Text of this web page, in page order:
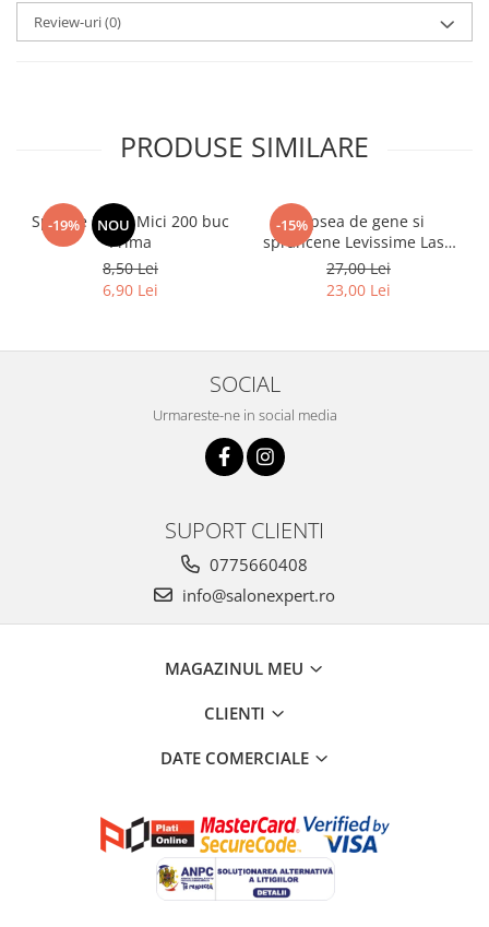
Review-uri(0)
PRODUSE SIMILARE
-19% NOU
Spatule Lemn Mici 200 buc
Prima
8,50 Lei
6,90 Lei
-15%Vopsea de gene si
sprancene Levissime Lash
Color 7-7 Maro Deschis
15ml
27,00 Lei
23,00 Lei
SOCIAL
Urmareste-ne in social media
SUPORT CLIENTI
0775660408
info@salonexpert.ro
MAGAZINUL MEU
CLIENTI
DATE COMERCIALE